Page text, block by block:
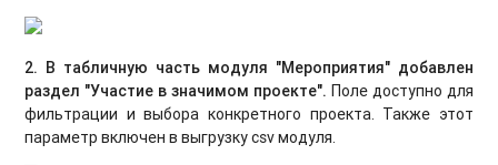
2. В табличную часть модуля "Мероприятия" добавлен
раздел "Участие в значимом проекте". Поле доступно для
фильтрации и выбора конкретного проекта. Также этот
параметр включен в выгрузку csv модуля.